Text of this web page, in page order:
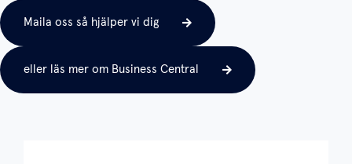
Maila oss så hjälper vi dig
eller läs mer om Business Central